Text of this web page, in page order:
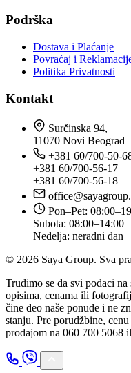
Podrška
Dostava i Plaćanje
Povraćaj i
Politika Privatnosti
Kontakt
Surčinska 94,
11070 Novi Beograd
+381 60/700-50-
+381 60/700-56-17
+381 60/700-56-18
Pon–Pet:
Subota: 08:00–14:00
Nedelja: neradni dan
© 2026 Saya Group. Sva
Trudimo se da svi podaci
opisima, cenama ili
čine deo naše ponude i ne
stanju. Pre porudžbine,
prodajom na 060 700 5068